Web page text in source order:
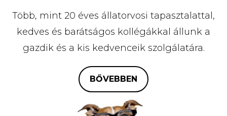
Több, mint 20 éves állatorvosi tapasztalattal,
kedves és barátságos kollégákkal állunk a
gazdik és a kis kedvenceik szolgálatára.
BŐVEBBEN